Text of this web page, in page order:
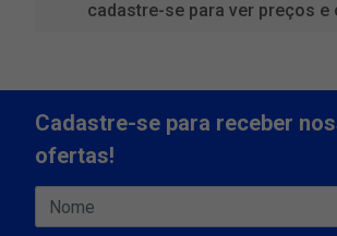
cadastre-se para ver preços e
Cadastre-se para receber
ofertas!